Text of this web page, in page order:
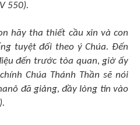
550).
hãy tha thiết cầu xin và con
tuyệt đối theo ý Chúa. Ðến
đến trước tòa quan, giờ ấy
Chúa Thánh Thần sẽ nói
đã giảng, đầy lòng tin vào